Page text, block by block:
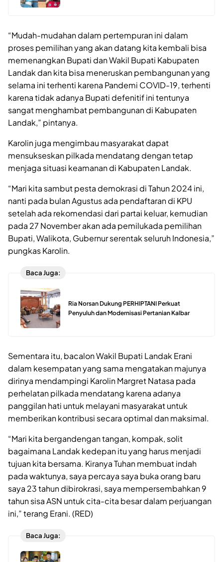
“Mudah-mudahan dalam pertempuran ini dalam
proses pemilihan yang akan datang kita kembali bisa
memenangkan Bupati dan Wakil Bupati Kabupaten
Landak dan kita bisa meneruskan pembangunan yang
selama ini terhenti karena Pandemi COVID-19, terhenti
karena tidak adanya Bupati defenitif ini tentunya
sangat menghambat pembangunan di Kabupaten
Landak,” pintanya.
Karolin juga mengimbau masyarakat dapat
mensukseskan pilkada mendatang dengan tetap
menjaga situasi keamanan di Kabupaten Landak.
“Mari kita sambut pesta demokrasi di Tahun 2024 ini,
nanti pada bulan Agustus ada pendaftaran di KPU
setelah ada rekomendasi dari partai keluar, kemudian
pada 27 November akan ada pemilukada pemilihan
Bupati, Walikota, Gubernur serentak seluruh Indonesia,”
pungkas Karolin.
Baca Juga:
Ria Norsan Dukung PERHIPTANI Perkuat
Penyuluh dan Modernisasi Pertanian Kalbar
Sementara itu, bacalon Wakil Bupati Landak Erani
dalam kesempatan yang sama mengatakan majunya
dirinya mendampingi Karolin Margret Natasa pada
perhelatan pilkada mendatang karena adanya
panggilan hati untuk melayani masyarakat untuk
memberikan kontribusi secara optimal dan maksimal.
“Mari kita bergandengan tangan, kompak, solit
bagaimana Landak kedepan itu yang harus menjadi
tujuan kita bersama. Kiranya Tuhan membuat indah
pada waktunya, saya percaya saya buka orang baru
saya 23 tahun dibirokrasi, saya mempersembahkan 9
tahun sisa ASN untuk cita-cita besar dalam perjuangan
ini,” terang Erani. (RED)
Baca Juga: